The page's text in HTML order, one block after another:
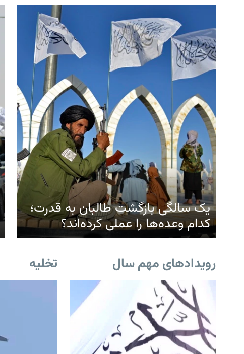
یک سالگی بازگشت طالبان به قدرت؛
کدام وعده‌ها را عملی کرده‌اند؟
رویدادهای مهم سال
تخلیه